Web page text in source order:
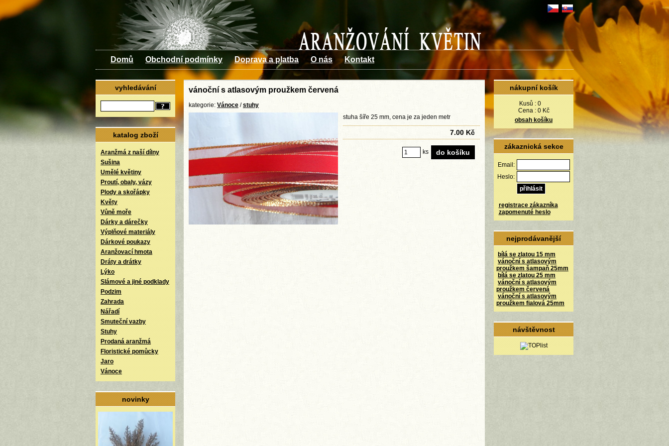
Domů Obchodní podmínky Doprava a platba O nás Kontakt
vyhledávání
katalog zboží
Aranžmá z naší dílny
Sušina
Umělé květiny
Proutí, obaly, vázy
Plody a skořápky
Květy
Vůně moře
Dárky a dárečky
Výplňové materiály
Dárkové poukazy
Aranžovací hmota
Dráty a drátky
Lýko
Slámové a jiné podklady
Podzim
Zahrada
Nářadí
Smuteční vazby
Stuhy
Prodaná aranžmá
Floristické pomůcky
Jaro
Vánoce
novinky
nákupní košík
Kusů : 0
Cena : 0 Kč
obsah košíku
zákaznická sekce
Email:
Heslo:
registrace zákazníka
zapomenuté heslo
nejprodávanější
bílá se zlatou 15 mm
vánoční s atlasovým
proužkem šampaň 25mm
bílá se zlatou 25 mm
vánoční s atlasovým
proužkem červená
vánoční s atlasovým
proužkem fialová 25mm
návštěvnost
vánoční s atlasovým proužkem červená
kategorie: Vánoce /stuhy
stuha šíře 25 mm, cena je za jeden metr
7.00 Kč
ks